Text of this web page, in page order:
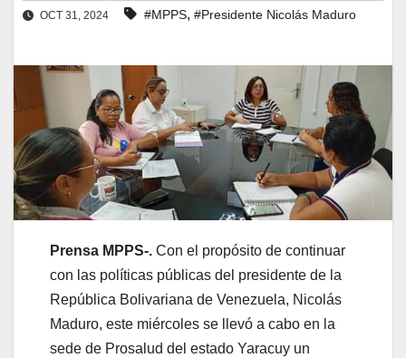
OCT 31, 2024 #MPPS, #Presidente Nicolás Maduro
Prensa MPPS-. Con el propósito de continuar
con las políticas públicas del presidente de la
República Bolivariana de Venezuela, Nicolás
Maduro, este miércoles se llevó a cabo en la
sede de Prosalud del estado Yaracuy un